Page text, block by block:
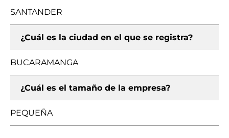
SANTANDER
¿Cuál es la ciudad en el que se registra?
BUCARAMANGA
¿Cuál es el tamaño de la empresa?
PEQUEÑA